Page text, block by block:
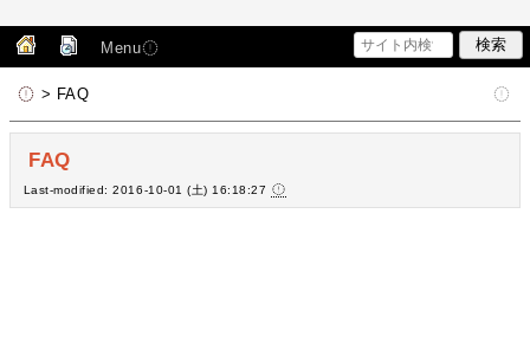
Menu
> FAQ
FAQ
Last-modified: 2016-10-01 (土) 16:18:27